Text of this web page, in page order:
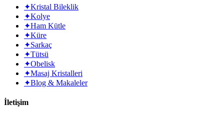
✦Kristal Bileklik
✦Kolye
✦Ham Kütle
✦Küre
✦Sarkaç
✦Tütsü
✦Obelisk
✦Masaj Kristalleri
✦Blog & Makaleler
İletişim